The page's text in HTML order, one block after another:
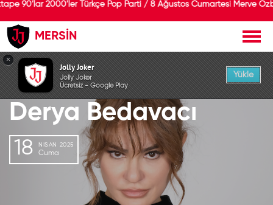
90’lar 2000’ler Türkçe Pop Parti / 8 Ağustos Cumartesi Merve
MERSİN
GEÇMİŞ ETKİNLİK
Derya Bedavacı
18 NISAN 2025
Cuma
×
Jolly Joker
Jolly Joker
Ücretsiz - Google Play
Yükle